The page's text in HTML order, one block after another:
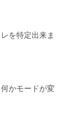
を特定出来ま
かモードが変